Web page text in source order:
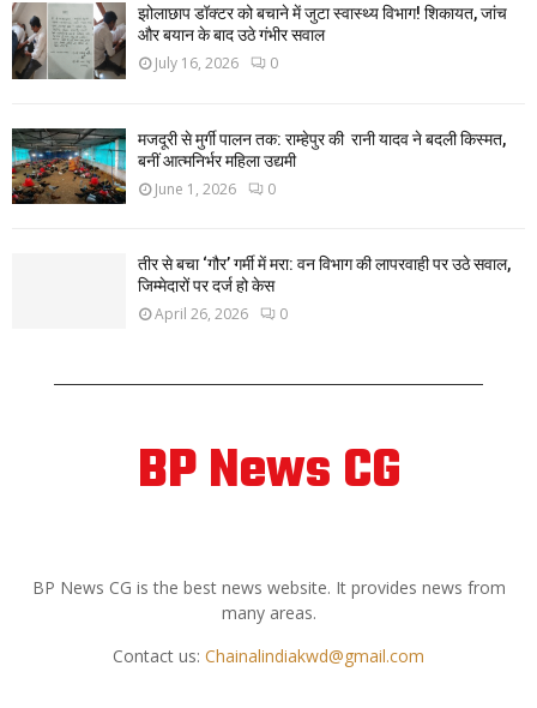
झोलाछाप डॉक्टर को बचाने में जुटा स्वास्थ्य विभाग! शिकायत, जांच
और बयान के बाद उठे गंभीर सवाल
July 16, 2026 0
मजदूरी से मुर्गी पालन तक: राम्हेपुर की रानी यादव ने बदली किस्मत,
बनीं आत्मनिर्भर महिला उद्यमी
June 1, 2026 0
तीर से बचा ‘गौर’ गर्मी में मरा: वन विभाग की लापरवाही पर उठे सवाल,
जिम्मेदारों पर दर्ज हो केस
April 26, 2026 0
BP News CG
BP News CG is the best news website. It provides news from
many areas.
Contact us: Chainalindiakwd@gmail.com